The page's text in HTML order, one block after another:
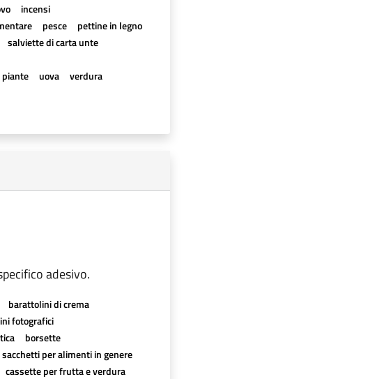
incensi
pesce
pettine in legno
salviette di carta unte
uova verdura
adesivo.
barattolini di crema
fotografici
borsette
per alimenti in genere
cassette per frutta e verdura